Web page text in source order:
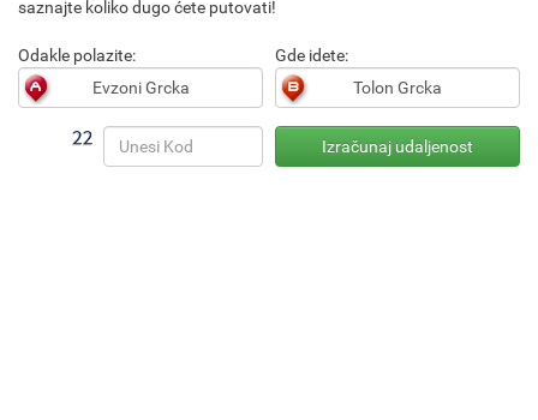
saznajte koliko dugo ćete putovati!
Odakle polazite: Gde idete: